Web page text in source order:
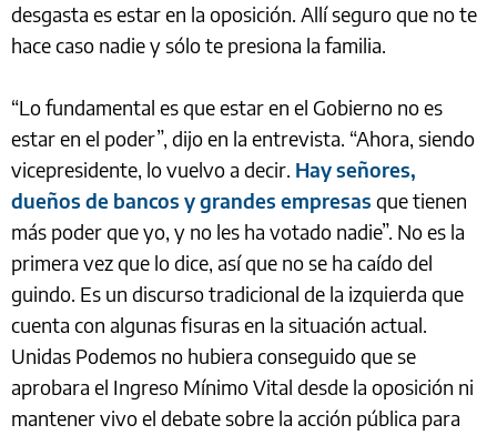
desgasta es estar en la oposición. Allí seguro que no te
hace caso nadie y sólo te presiona la familia.
“Lo fundamental es que estar en el Gobierno no es
estar en el poder”, dijo en la entrevista. “Ahora, siendo
vicepresidente, lo vuelvo a decir. Hay señores,
dueños de bancos y grandes empresas que tienen
más poder que yo, y no les ha votado nadie”. No es la
primera vez que lo dice, así que no se ha caído del
guindo. Es un discurso tradicional de la izquierda que
cuenta con algunas fisuras en la situación actual.
Unidas Podemos no hubiera conseguido que se
aprobara el Ingreso Mínimo Vital desde la oposición ni
mantener vivo el debate sobre la acción pública para